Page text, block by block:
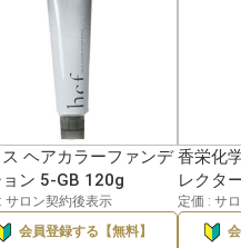
ス ヘアカラーファンデ
ン 5-GB 120g
サロン契約後表示
会員登録する【無料】
香栄化
レクタ
定価 : サ